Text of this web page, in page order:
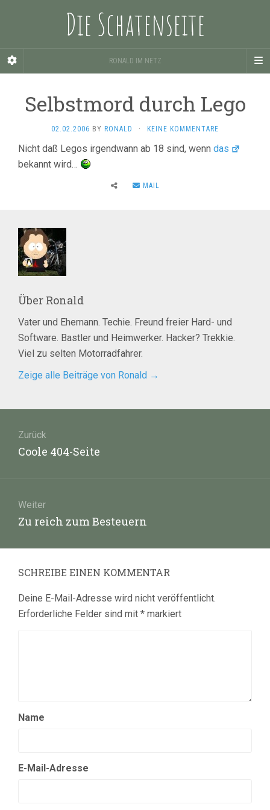
Die Schatenseite
RONALD IM NETZ
Selbstmord durch Lego
02.02.2006 BY RONALD · KEINE KOMMENTARE
Nicht daß Legos irgendwann ab 18 sind, wenn das
bekannt wird…
MAIL
Über Ronald
Vater und Ehemann. Techie. Freund freier Hard- und
Software. Bastler und Heimwerker. Hacker? Trekkie.
Viel zu selten Motorradfahrer.
Zeige alle Beiträge von Ronald →
Zurück
Vorheriger
Coole 404-Seite
Weiter
Nächster
Zu reich zum Besteuern
SCHREIBE EINEN KOMMENTAR
Deine E-Mail-Adresse wird nicht veröffentlicht.
Erforderliche Felder sind mit * markiert
Name
E-Mail-Adresse